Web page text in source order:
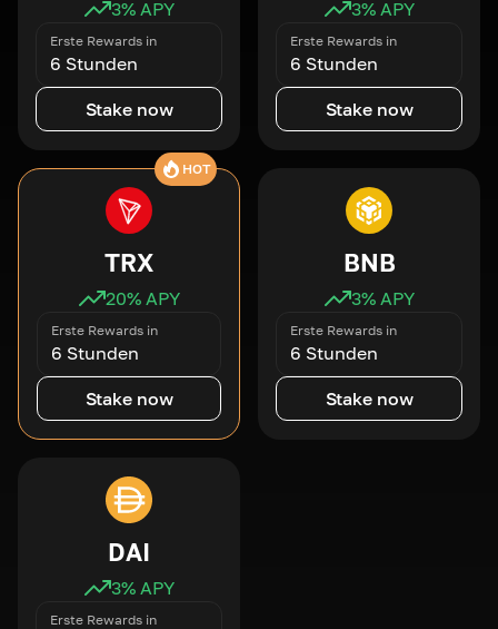
3% APY
Erste Rewards in
6 Stunden
Stake now
3% APY
Erste Rewards in
6 Stunden
Stake now
HOT
TRX
20% APY
Erste Rewards in
6 Stunden
Stake now
BNB
3% APY
Erste Rewards in
6 Stunden
Stake now
DAI
3% APY
Erste Rewards in